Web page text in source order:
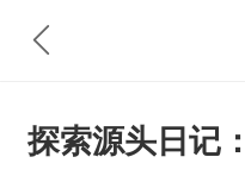
探索源头日记